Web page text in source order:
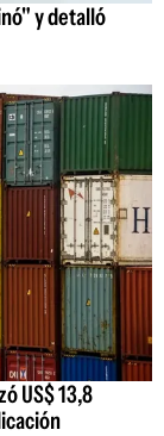
y detalló
US$ 13,8